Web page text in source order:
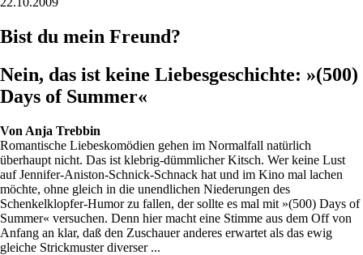
Bist du mein Freund?
Nein, das ist keine Liebesgeschichte: »(500)
Days of Summer«
Von Anja Trebbin
Romantische Liebeskomödien gehen im Normalfall natürlich
überhaupt nicht. Das ist klebrig-dümmlicher Kitsch. Wer keine Lust
auf Jennifer-Aniston-Schnick-Schnack hat und im Kino mal lachen
möchte, ohne gleich in die unendlichen Niederungen des
Schenkelklopfer-Humor zu fallen, der sollte es mal mit »(500) Days of
Summer« versuchen. Denn hier macht eine Stimme aus dem Off von
Anfang an klar, daß den Zuschauer anderes erwartet als das ewig
gleiche Strickmuster diverser ...